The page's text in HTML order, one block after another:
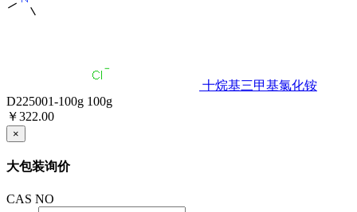
十烷基三甲基氯化铵
D225001-100g 100g
￥322.00
×
大包装询价
CAS NO